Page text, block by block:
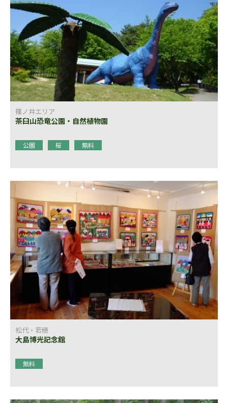
篠ノ井エリア
茶臼山恐竜公園・自然植物園
公園 桜 無料
松代・若穂
大島博光記念館
無料